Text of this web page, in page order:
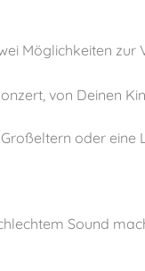
Möglichkeiten zur
von Deinen
oder eine
Sound